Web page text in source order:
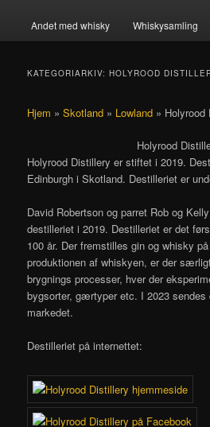
Andet med whisky Whiskysamling
KATEGORIARKIV:HOLYROOD
Hjem »Skotland » Lowland » Holyrood
Holyrood
Holyrood Distillery er stiftet i 2019.
Edinburgh i Skotland. Destilleriet er
David Robertson og parret Rob og
destilleriet i 2019. Destilleriet er det
100 år. Der fremstilles gin og whisky
produktionen af whiskyen, er der
brygnings processer, hver der
bygsorter, gærtyper etc. I 2023 sendes
markedet.
Destilleriet på internettet: